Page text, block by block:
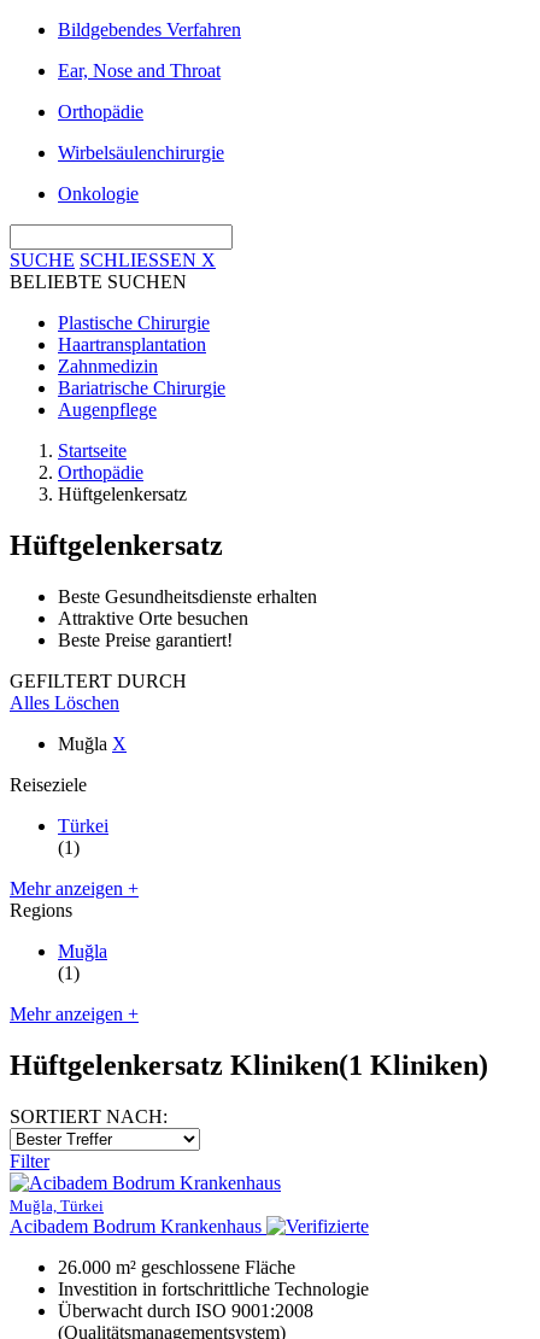
Bildgebendes Verfahren
Ear, Nose and Throat
Orthopädie
Wirbelsäulenchirurgie
Onkologie
SUCHE SCHLIESSEN X
BELIEBTE SUCHEN
Plastische Chirurgie
Haartransplantation
Zahnmedizin
Bariatrische Chirurgie
Augenpflege
Startseite
Orthopädie
Hüftgelenkersatz
Hüftgelenkersatz
Beste Gesundheitsdienste erhalten
Attraktive Orte besuchen
Beste Preise garantiert!
GEFILTERT DURCH
Alles Löschen
Muğla X
Reiseziele
Türkei
(1)
Mehr anzeigen +
Regions
Muğla
(1)
Mehr anzeigen +
Hüftgelenkersatz Kliniken(1 Kliniken)
SORTIERT NACH:
Filter
Muğla, Türkei
Acibadem Bodrum Krankenhaus
26.000 m² geschlossene Fläche
Investition in fortschrittliche Technologie
Überwacht durch ISO 9001:2008
(Qualitätsmanagementsystem)